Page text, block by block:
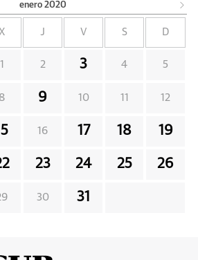
enero 2020
X J V S D
1 2 3 4 5
8 9 10 11 12
16 17 18 19
23 24 25 26
30 31